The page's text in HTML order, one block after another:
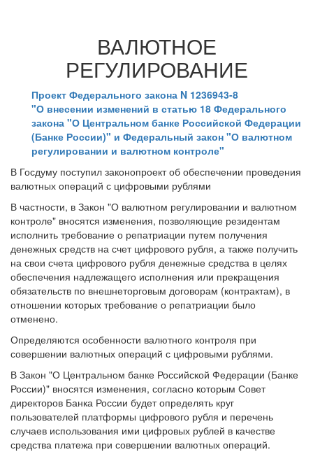
ВАЛЮТНОЕ
РЕГУЛИРОВАНИЕ
Проект Федерального закона N 1236943-8
"О внесении изменений в статью 18 Федерального
закона "О Центральном банке Российской Федерации
(Банке России)" и Федеральный закон "О валютном
регулировании и валютном контроле"
В Госдуму поступил законопроект об обеспечении проведения
валютных операций с цифровыми рублями
В частности, в Закон "О валютном регулировании и валютном
контроле" вносятся изменения, позволяющие резидентам
исполнить требование о репатриации путем получения
денежных средств на счет цифрового рубля, а также получить
на свои счета цифрового рубля денежные средства в целях
обеспечения надлежащего исполнения или прекращения
обязательств по внешнеторговым договорам (контрактам), в
отношении которых требование о репатриации было
отменено.
Определяются особенности валютного контроля при
совершении валютных операций с цифровыми рублями.
В Закон "О Центральном банке Российской Федерации (Банке
России)" вносятся изменения, согласно которым Совет
директоров Банка России будет определять круг
пользователей платформы цифрового рубля и перечень
случаев использования ими цифровых рублей в качестве
средства платежа при совершении валютных операций.